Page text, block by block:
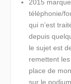
2015
téléphonie/
qui n’est
depuis
le sujet est
remettent les
place de
sur le